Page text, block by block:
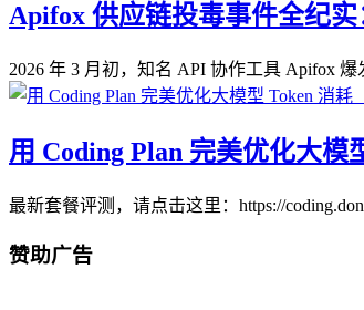
Apifox 供应链投毒事件全纪实
2026 年 3 月初，知名 API 协作工具 Apifox
用 Coding Plan 完美优化大模
最新套餐评测，请点击这里：https://
赞助广告